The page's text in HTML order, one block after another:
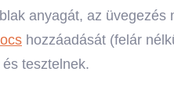
anyagát, az üvegezés
hozzáadását (felár
tesztelnek.